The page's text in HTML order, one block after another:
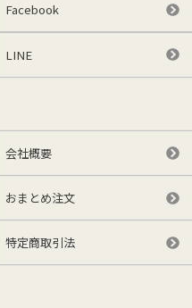
Facebook
LINE
会社概要
おまとめ注文
特定商取引法